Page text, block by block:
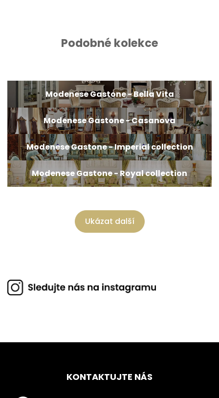
Podobné kolekce
Modenese Gastone - Bella Vita
Modenese Gastone - Casanova
Modenese Gastone - Imperial collection
Modenese Gastone - Royal collection
Ukázat další
KONTAKTUJTE NÁS